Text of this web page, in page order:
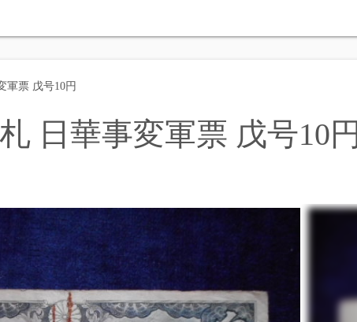
軍票 戊号10円
日華事変軍票 戊号10円